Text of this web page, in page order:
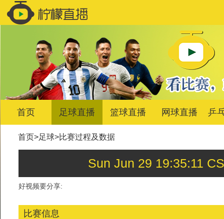
首页 足球直播 篮球直播 网球直播 乒
首页>足球>比赛过程及数据
Sun Jun 29 19:35:11
好视频要分享:
比赛信息